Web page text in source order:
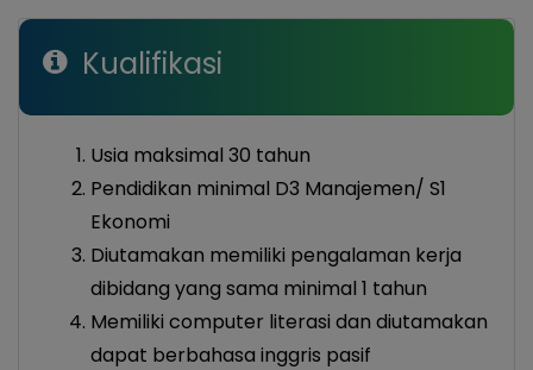
Kualifikasi
Usia maksimal 30 tahun
Pendidikan minimal D3 Manajemen/ S1
Ekonomi
Diutamakan memiliki pengalaman kerja
dibidang yang sama minimal 1 tahun
Memiliki computer literasi dan diutamakan
dapat berbahasa inggris pasif